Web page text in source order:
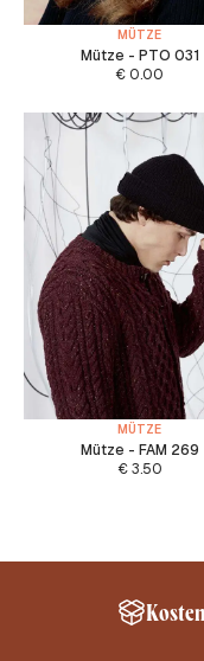
MÜTZE
Mütze - PTO 031
€ 0.00
MÜTZE
Mütze - FAM 269
€3.50